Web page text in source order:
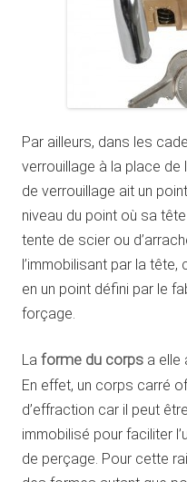
Par ailleurs, dans les
verrouillage à la place de
de verrouillage ait un
niveau du point où sa
tente de scier ou
l’immobilisant par la
en un point défini par le
forçage.
La forme du corps a elle
En effet, un corps carré
d’effraction car il peut
immobilisé pour faciliter
de perçage. Pour cette